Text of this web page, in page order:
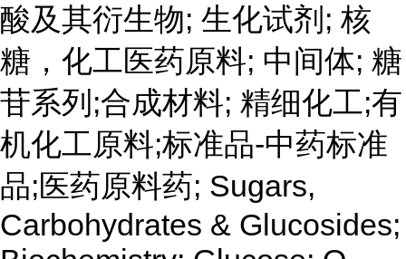
酸及其衍生物; 生化试剂; 核
糖，化工医药原料; 中间体; 糖
苷系列;合成材料; 精细化工;有
机化工原料;标准品-中药标准
品;医药原料药; Sugars,
Carbohydrates & Glucosides;